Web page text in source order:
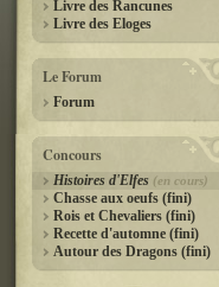
Livre des Rancunes
Livre des Eloges
Le Forum
Forum
Concours
Histoires d'Elfes (en cours)
Chasse aux oeufs (fini)
Rois et Chevaliers (fini)
Recette d'automne (fini)
Autour des Dragons (fini)